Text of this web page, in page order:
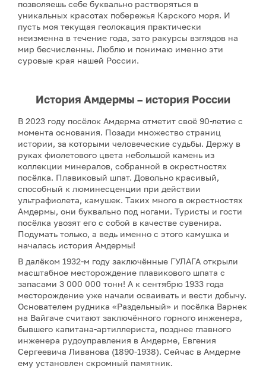
позволяешь себе буквально растворяться в
уникальных красотах побережья Карского моря. И
пусть моя текущая геолокация практически
неизменна в течение года, зато ракурсы взглядов на
мир бесчисленны. Люблю и понимаю именно эти
суровые края нашей России.
История Амдермы – история России
В 2023 году посёлок Амдерма отметит своё 90-летие с
момента основания. Позади множество страниц
истории, за которыми человеческие судьбы. Держу в
руках фиолетового цвета небольшой камень из
коллекции минералов, собранной в окрестностях
посёлка. Плавиковый шпат. Довольно красивый,
способный к люминесценции при действии
ультрафиолета, камушек. Таких много в окрестностях
Амдермы, они буквально под ногами. Туристы и гости
посёлка увозят его с собой в качестве сувенира.
Подумать только, а ведь именно с этого камушка и
началась история Амдермы!
В далёком 1932-м году заключённые ГУЛАГА открыли
масштабное месторождение плавикового шпата с
запасами 3 000 000 тонн! А к сентябрю 1933 года
месторождение уже начали осваивать и вести добычу.
Основателем рудника «Раздельный» и посёлка Варнек
на Вайгаче считают заключённого горного инженера,
бывшего капитана-артиллериста, позднее главного
инженера рудоуправления в Амдерме, Евгения
Сергеевича Ливанова (1890-1938). Сейчас в Амдерме
ему установлен скромный памятник.